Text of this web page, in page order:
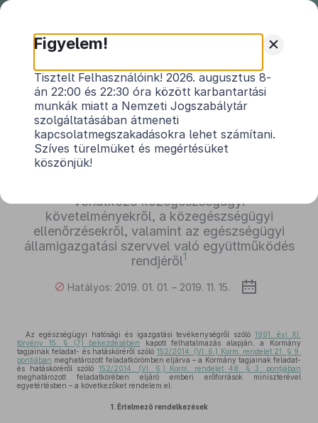
57/2016. (XII. 22.) BM rendelet
a Bevándorlási és Menekültügyi Hivatal által
fenntartott, a menekültügyi őrizet
végrehajtására szolgáló intézményre, a
befogadó állomásra és a közösségi szállásra,
valamint a rendőrség által fenntartott, az
idegenrendészeti eljárásban elrendelt őrizet
vonatkozó közegészségügyi
követelményekről, a közegészségügyi
ellenőrzésekről, valamint az egészségügyi
államigazgatási szervvel való együttműködés
rendjéről1
Hatályos: 2019. 01. 01. – 2019. 11. 15.
Az egészségügyi hatósági és igazgatási tevékenységről szóló1991. évi XI.
törvény 15. § (7) bekezdésében
kapott felhatalmazás alapján, a Kormány
tagjainak feladat- és hatásköréről szóló 152/2014. (VI. 6.) Korm. rendelet 21. § 9.
pontjában meghatározott feladatkörömben eljárva – a Kormány tagjainak feladat-
és hatásköréről szóló152/2014. (VI. 6.) Korm. rendelet 48. § 3. pontjában
meghatározott feladatkörében eljáró emberi erőforrások miniszterével
egyetértésben – a következőket rendelem el:
1. Értelmező rendelkezések
+
Figyelem!
Tisztelt Felhasználóink! 2026. augusztus 8-
án 22:00 és 22:30 óra között karbantartási
munkák miatt a Nemzeti Jogszabálytár
szolgáltatásában átmeneti
kapcsolatmegszakadásokra lehet számítani.
Szíves türelmüket és megértésüket
köszönjük!